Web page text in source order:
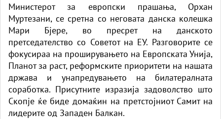
Министерот за европски прашања, Орхан
Муртезани, се сретна со неговата данска колешка
Мари Бјере, во пресрет на данското
претседателство со Советот на ЕУ. Разговорите се
фокусираа на проширувањето на Европската Унија,
Планот за раст, реформските приоритети на нашата
држава и унапредувањето на билатералната
соработка. Присутните изразија задоволство што
Скопје ќе биде домаќин на претстојниот Самит на
лидерите од Западен Балкан.